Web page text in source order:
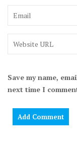
Save my name,
next time I